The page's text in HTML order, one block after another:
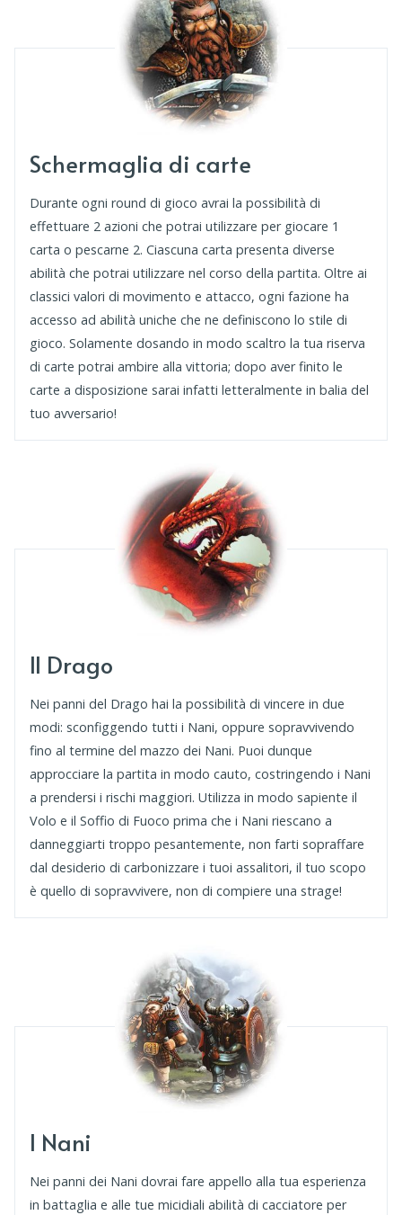
Schermaglia di carte
Durante ogni round di gioco avrai la possibilità di
effettuare 2 azioni che potrai utilizzare per giocare 1
carta o pescarne 2. Ciascuna carta presenta diverse
abilità che potrai utilizzare nel corso della partita. Oltre ai
classici valori di movimento e attacco, ogni fazione ha
accesso ad abilità uniche che ne definiscono lo stile di
gioco. Solamente dosando in modo scaltro la tua riserva
di carte potrai ambire alla vittoria; dopo aver finito le
carte a disposizione sarai infatti letteralmente in balia del
tuo avversario!
Il Drago
Nei panni del Drago hai la possibilità di vincere in due
modi: sconfiggendo tutti i Nani, oppure sopravvivendo
fino al termine del mazzo dei Nani. Puoi dunque
approcciare la partita in modo cauto, costringendo i Nani
a prendersi i rischi maggiori. Utilizza in modo sapiente il
Volo e il Soffio di Fuoco prima che i Nani riescano a
danneggiarti troppo pesantemente, non farti sopraffare
dal desiderio di carbonizzare i tuoi assalitori, il tuo scopo
è quello di sopravvivere, non di compiere una strage!
I Nani
Nei panni dei Nani dovrai fare appello alla tua esperienza
in battaglia e alle tue micidiali abilità di cacciatore per